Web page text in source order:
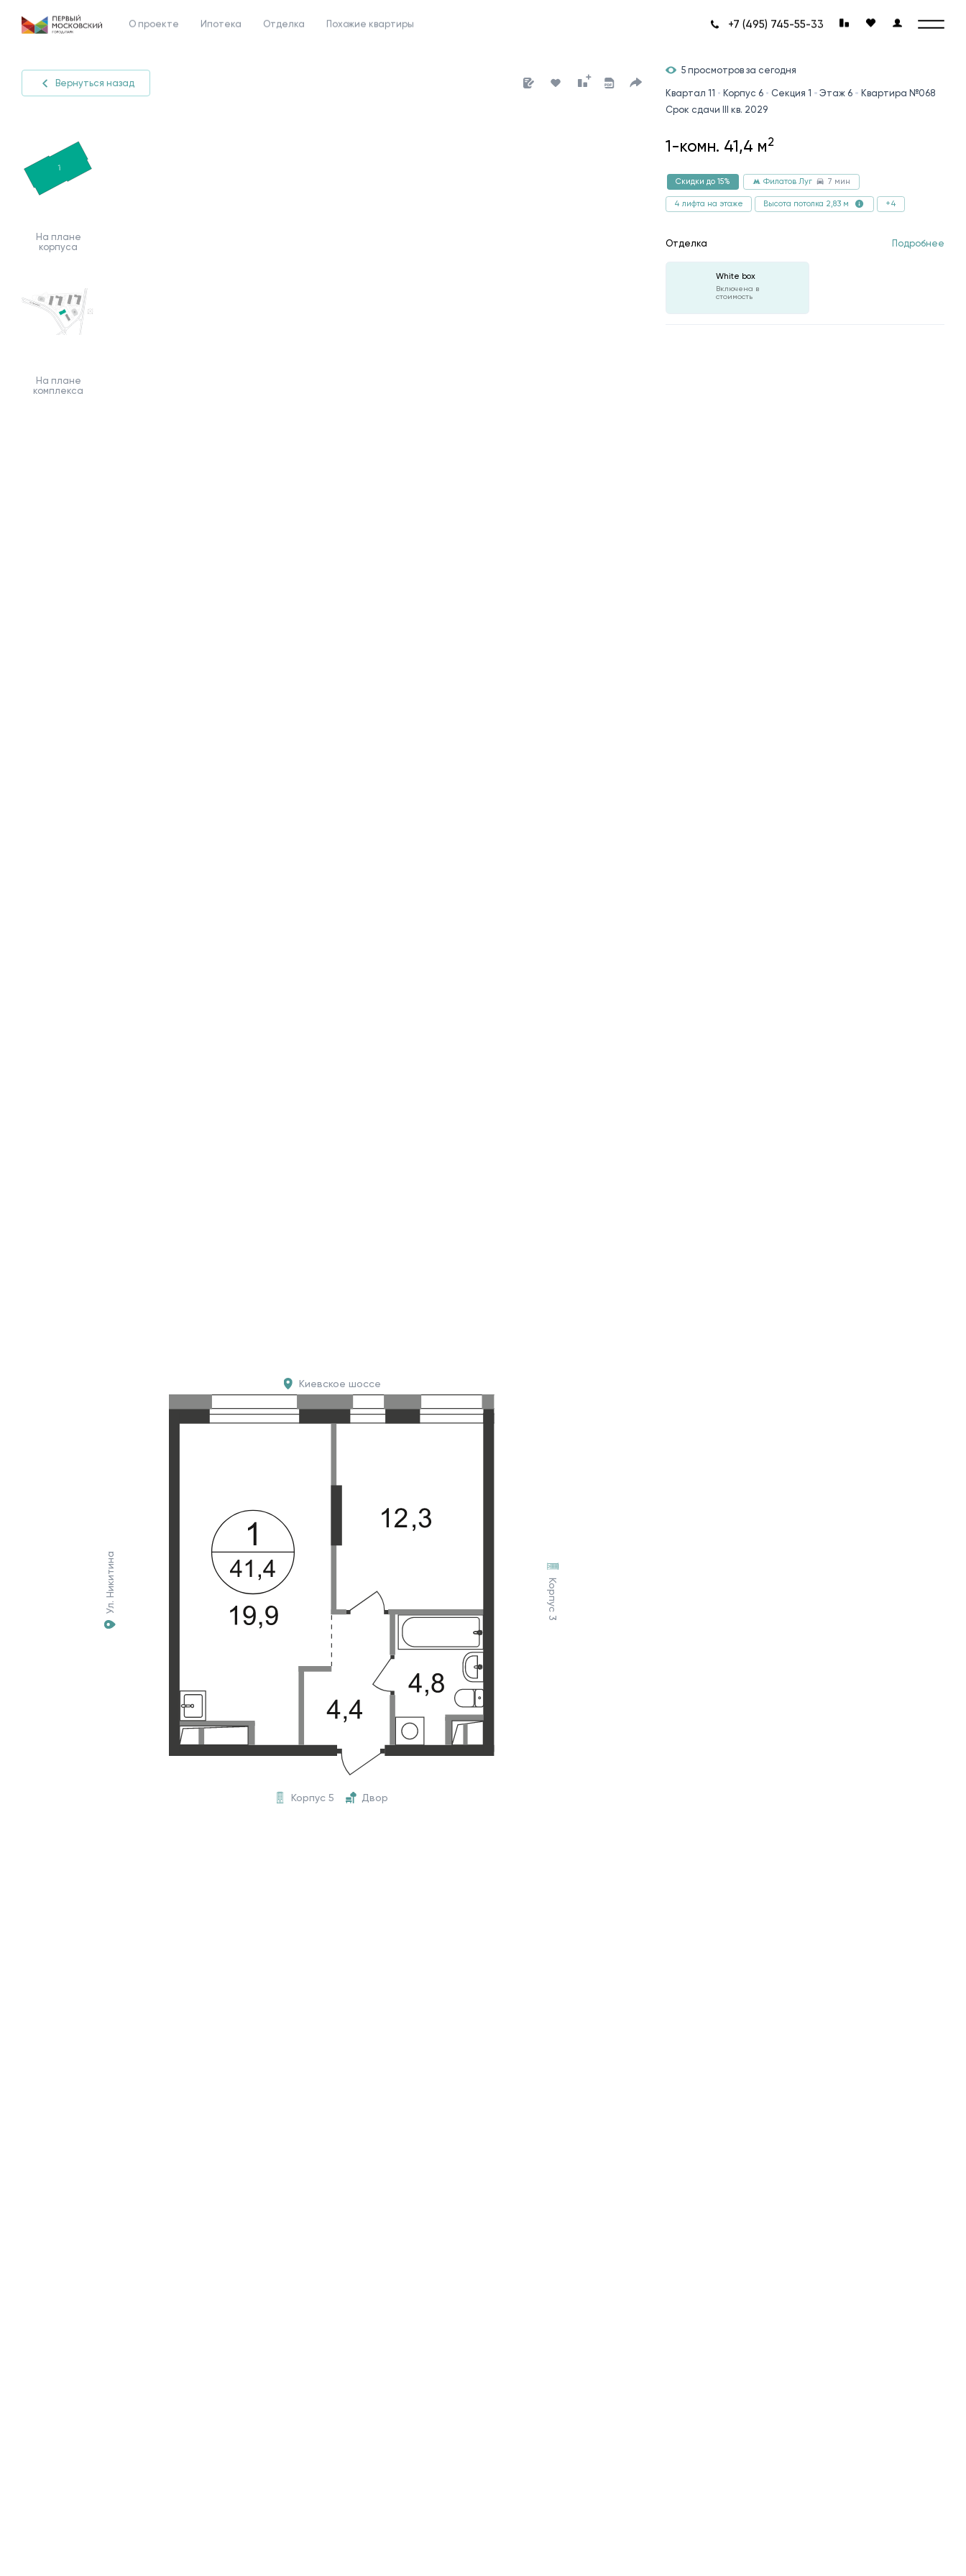
О проекте Ипотека Отделка Похожие квартиры +7 (495) 745-55-33
На плане
корпуса
На плане
комплекса
Вернуться назад
Ул. Никитина Корпус 3
Корпус 5 Двор
Киевское шоссе
5 просмотров за сегодня
Квартал 11 Корпус 6 Секция 1 Этаж 6
Квартира №068
Срок сдачи III кв. 2029
1-комн. 41,4 м2
Скидки до 15% Филатов Луг 7 мин
4 лифта на этаже Высота потолка 2,83 м +4
Отделка Подробнее
White box
Включена в
стоимость